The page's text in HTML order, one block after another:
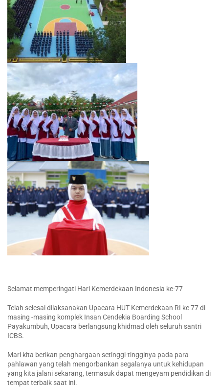
Selamat memperingati Hari Kemerdekaan Indonesia ke-77
Telah selesai dilaksanakan Upacara HUT Kemerdekaan RI ke 77 di
masing -masing komplek Insan Cendekia Boarding School
Payakumbuh, Upacara berlangsung khidmad oleh seluruh santri
ICBS.
Mari kita berikan penghargaan setinggi-tingginya pada para
pahlawan yang telah mengorbankan segalanya untuk kehidupan
yang kita jalani sekarang, termasuk dapat mengeyam pendidikan di
tempat terbaik saat ini.